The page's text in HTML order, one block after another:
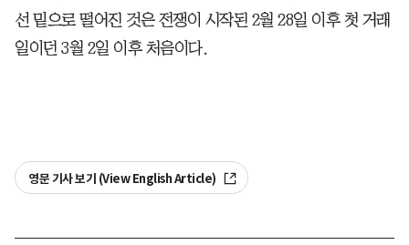
선 밑으로 떨어진 것은 전쟁이 시작된 2월 28일 이후 첫 거래
일이던 3월 2일 이후 처음이다.
영문 기사 보기 (View English Article)